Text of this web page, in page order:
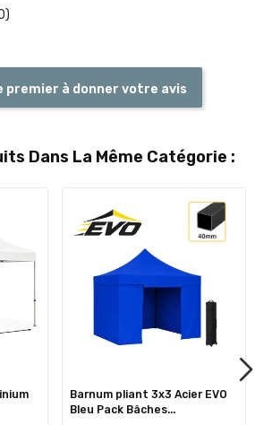
premier à donner votre avis
Dans La Même Catégorie :
Barnum pliant 3x3 Acier EVO
Bleu Pack Bâches...